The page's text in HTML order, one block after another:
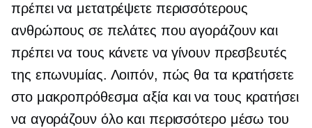
πρέπει να μετατρέψετε περισσότερους
ανθρώπους σε πελάτες που αγοράζουν και
πρέπει να τους κάνετε να γίνουν πρεσβευτές
της επωνυμίας. Λοιπόν, πώς θα τα κρατήσετε
στο μακροπρόθεσμα αξία και να τους κρατήσει
να αγοράζουν όλο και περισσότερο μέσω του